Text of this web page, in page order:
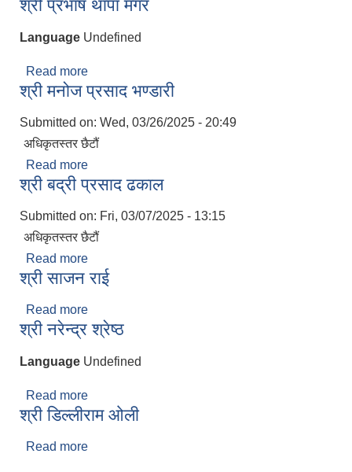
श्री प्रभाष थापा मगर
Language Undefined
Read more
श्री मनोज प्रसाद भण्डारी
Submitted on: Wed, 03/26/2025 - 20:49
अधिकृतस्तर छैटौं
Read more
श्री बद्री प्रसाद ढकाल
Submitted on: Fri, 03/07/2025 - 13:15
अधिकृतस्तर छैटौं
Read more
श्री साजन राई
Read more
श्री नरेन्द्र श्रेष्ठ
Language Undefined
Read more
श्री डिल्लीराम ओली
Read more